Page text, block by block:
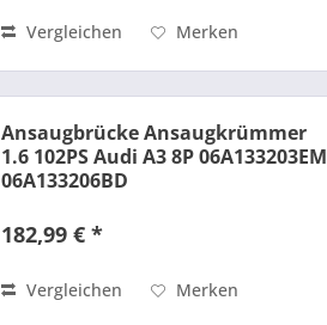
Vergleichen Merken
Ansaugbrücke Ansaugkrümmer
1.6 102PS Audi A3 8P 06A133203EM
06A133206BD
182,99 € *
Vergleichen Merken